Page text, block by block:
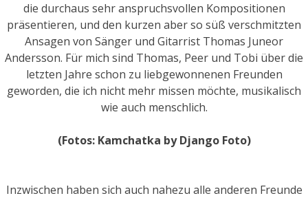
die durchaus sehr anspruchsvollen Kompositionen
präsentieren, und den kurzen aber so süß verschmitzten
Ansagen von Sänger und Gitarrist Thomas Juneor
Andersson. Für mich sind Thomas, Peer und Tobi über die
letzten Jahre schon zu liebgewonnenen Freunden
geworden, die ich nicht mehr missen möchte, musikalisch
wie auch menschlich.
(Fotos: Kamchatka by Django Foto)
Inzwischen haben sich auch nahezu alle anderen Freunde